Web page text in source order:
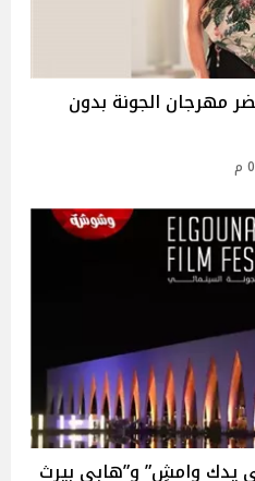
مهرجان الجونة بدون
يدك وامشِ” و”هابي بيرث